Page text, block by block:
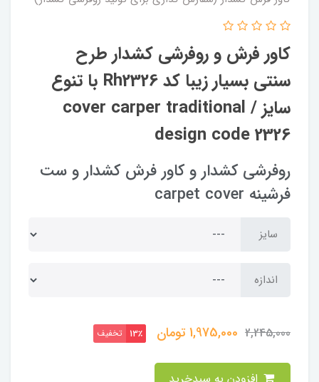
کاور فرش و روفرشی کشدار‌ طرح
سنتی بسیار زیبا کد Rh2326 با تنوع
سایز / cover carper traditional
design code 2326
روفرشی کشدار و کاور فرش کشدار و ست
فرشینه carpet cover
سایز
اندازه
2,245,000
1,975,000تومان 13٪ تخفیف